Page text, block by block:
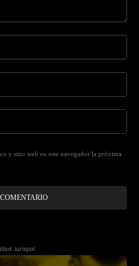
y sitio web en este navegador la próxima
Jurispol